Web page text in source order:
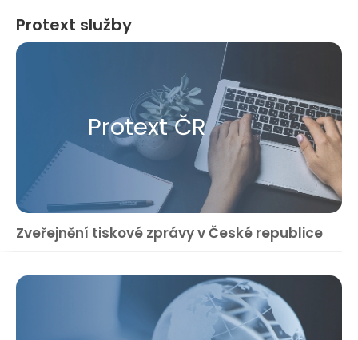
Protext služby
Protext ČR
Zveřejnění tiskové zprávy v České republice